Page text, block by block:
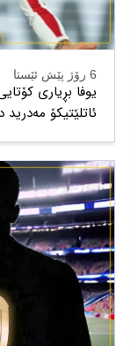
6 رۆژ پێش ئێستا
یوفا بڕیاری
ئاتلێتیکۆ مەدرید